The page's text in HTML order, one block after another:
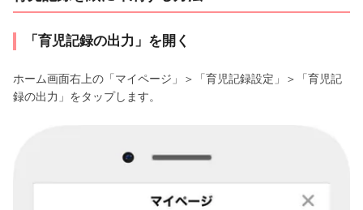
「育児記録の出力」を開く
ホーム画面右上の「マイページ」＞「育児記録設定」＞「育児記
録の出力」をタップします。